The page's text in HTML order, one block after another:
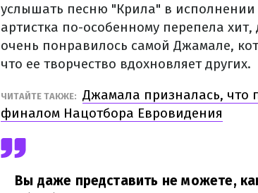
услышать песню "Крила" в
артистка по-особенному перепела
очень понравилось самой Джамале,
что ее творчество вдохновляет других.
ЧИТАЙТЕ ТАКЖЕ: Джамала призналась, что
финалом Нацотбора Евровидения
Вы даже представить не можете,